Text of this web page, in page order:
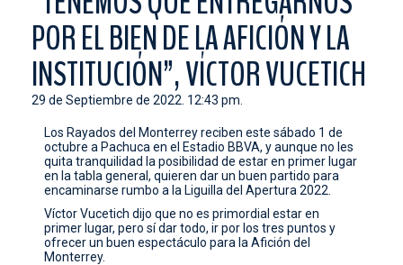
ESTADIO
PRENSA
CONTACTO
POR EL BIEN DE LA AFICIÓN Y LA
INSTITUCIÓN”, VÍCTOR VUCETICH
29 de Septiembre de 2022. 12:43 pm.
Los Rayados del Monterrey reciben este sábado 1 de
octubre a Pachuca en el Estadio BBVA, y aunque no les
quita tranquilidad la posibilidad de estar en primer lugar
en la tabla general, quieren dar un buen partido para
encaminarse rumbo a la Liguilla del Apertura 2022.
Víctor Vucetich dijo que no es primordial estar en
primer lugar, pero sí dar todo, ir por los tres puntos y
ofrecer un buen espectáculo para la Afición del
Monterrey.